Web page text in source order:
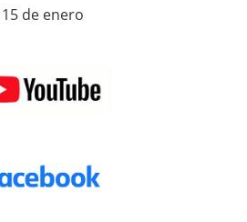
de enero